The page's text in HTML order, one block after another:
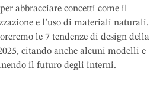
abbracciare concetti come il
e l’uso di materiali naturali.
le 7 tendenze di design della
citando anche alcuni modelli e
il futuro degli interni.